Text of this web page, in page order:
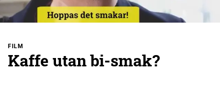
FILM
Kaffe utan bi-smak?